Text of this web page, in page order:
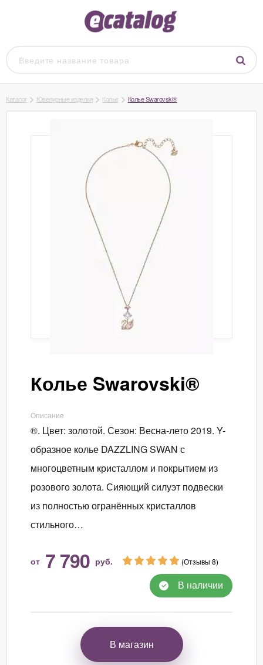
Каталог Ювелирные изделия Колье Колье Swarovski®
Колье Swarovski®
Описание
®. Цвет: золотой. Сезон: Весна-лето 2019. Y-
образное колье DAZZLING SWAN с
многоцветным кристаллом и покрытием из
розового золота. Сияющий силуэт подвески
из полностью огранённых кристаллов
стильного…
от 7 790 руб. (Отзывы 8)
В наличии
В магазин